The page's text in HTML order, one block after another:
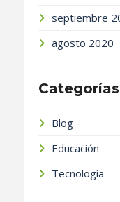
septiembre
agosto 2020
Categorías
Blog
Educación
Tecnología